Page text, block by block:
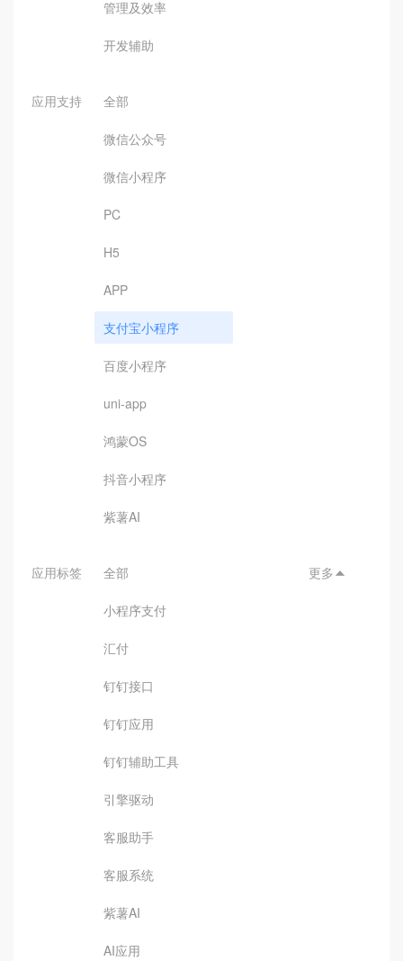
管理及效率
开发辅助
应用支持 全部
微信公众号
微信小程序
PC
H5
APP
支付宝小程序
百度小程序
uni-app
鸿蒙OS
抖音小程序
紫薯AI
应用标签 全部
小程序支付
汇付
钉钉接口
钉钉应用
钉钉辅助工具
引擎驱动
客服助手
客服系统
紫薯AI
AI应用
更多 